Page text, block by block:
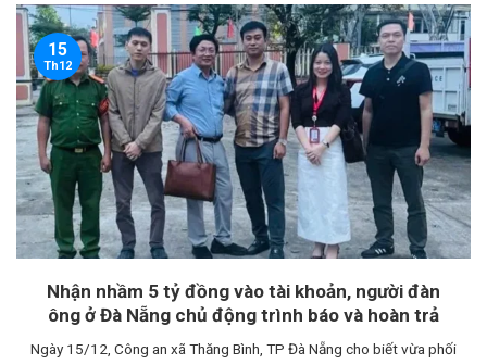
Nhận nhầm 5 tỷ đồng vào tài khoản, người đàn
ông ở Đà Nẵng chủ động trình báo và hoàn trả
Ngày 15/12, Công an xã Thăng Bình, TP Đà Nẵng cho biết vừa phối
15
Th12